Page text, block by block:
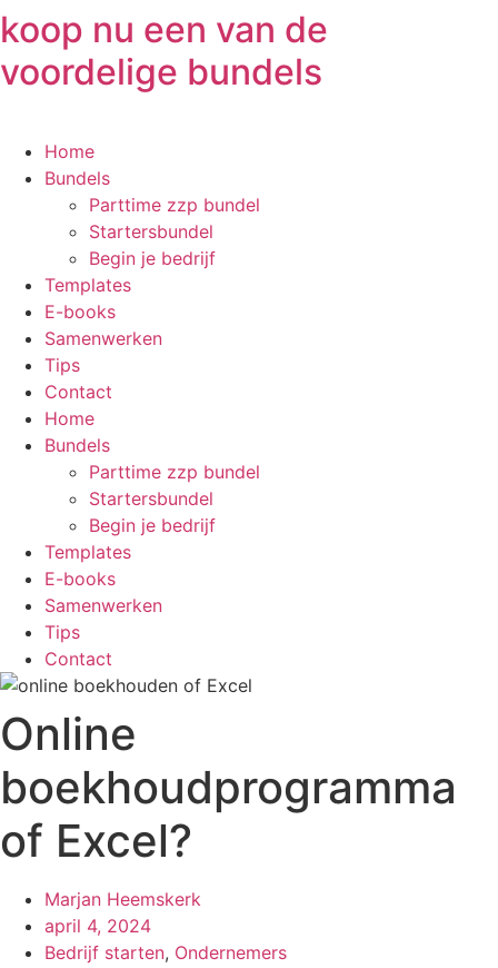
Ga
naar
de
inhoud
koop nu een van de
voordelige bundels
Home
Bundels
Parttime zzp bundel
Startersbundel
Begin je bedrijf
Templates
E-books
Samenwerken
Tips
Contact
Home
Bundels
Parttime zzp bundel
Startersbundel
Begin je bedrijf
Templates
E-books
Samenwerken
Tips
Contact
Online
boekhoudprogramma
of Excel?
Marjan Heemskerk
april 4, 2024
Bedrijf starten, Ondernemers